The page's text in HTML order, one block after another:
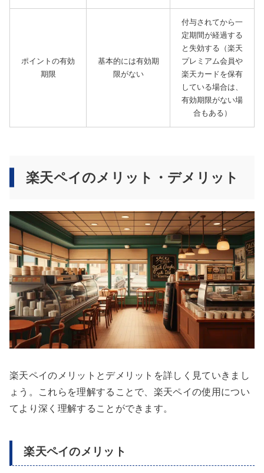
ポイントの有効
期限
基本的には有効期
限がない
付与されてから一
定期間が経過する
と失効する（楽天
プレミアム会員や
楽天カードを保有
している場合は、
有効期限がない場
合もある）
楽天ペイのメリット・デメリット
楽天ペイのメリットとデメリットを詳しく見ていきまし
ょう。これらを理解することで、楽天ペイの使用につい
てより深く理解することができます。
楽天ペイのメリット